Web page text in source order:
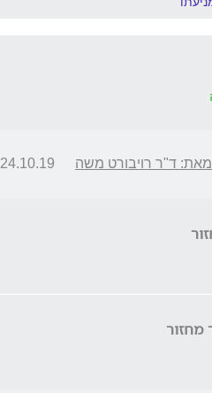
ד"ר רויבורט משה 24.10.19 | 07:27